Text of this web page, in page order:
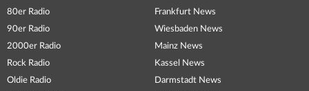
80er Radio
90er Radio
2000er Radio
Rock Radio
Oldie Radio
Frankfurt News
Wiesbaden News
Mainz News
Kassel News
Darmstadt News